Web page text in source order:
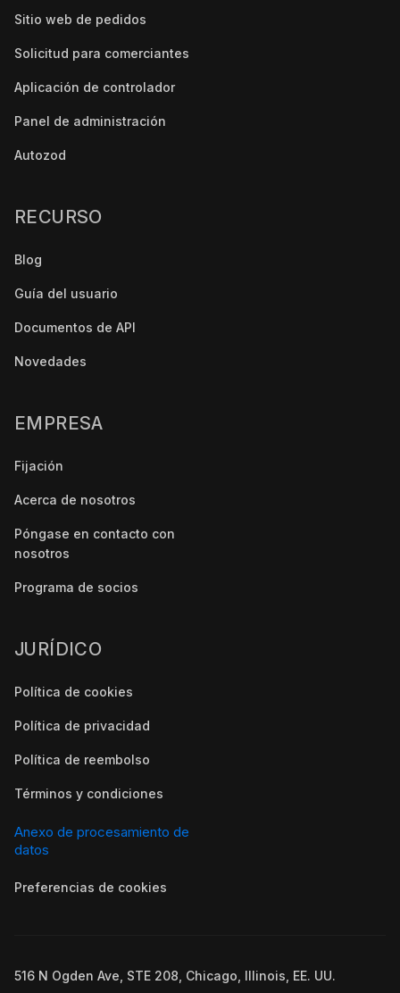
Sitio web de pedidos
Solicitud para comerciantes
Aplicación de controlador
Panel de administración
Autozod
RECURSO
Blog
Guía del usuario
Documentos de API
Novedades
EMPRESA
Fijación
Acerca de nosotros
Póngase en contacto con
nosotros
Programa de socios
JURÍDICO
Política de cookies
Política de privacidad
Política de reembolso
Términos y condiciones
Anexo de procesamiento de
datos
Preferencias de cookies
516 N Ogden Ave, STE 208, Chicago, Illinois, EE. UU.